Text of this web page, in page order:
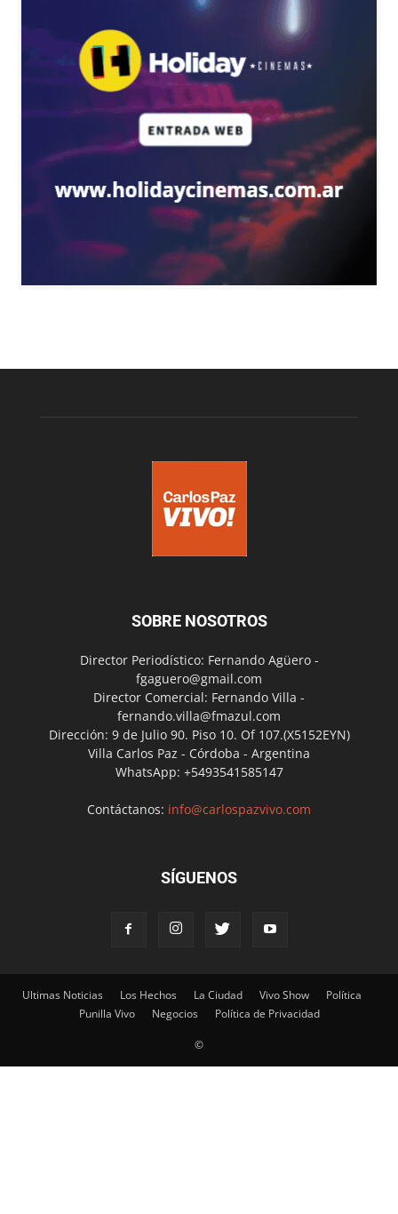
SOBRE NOSOTROS
Director Periodístico: Fernando Agüero -
fgaguero@gmail.com
Director Comercial: Fernando Villa -
fernando.villa@fmazul.com
Dirección: 9 de Julio 90. Piso 10. Of 107.(X5152EYN)
Villa Carlos Paz - Córdoba - Argentina
WhatsApp: +5493541585147
Contáctanos: info@carlospazvivo.com
SÍGUENOS
Ultimas Noticias Los Hechos La Ciudad Vivo Show
Política
Punilla Vivo
Negocios Política de Privacidad
©